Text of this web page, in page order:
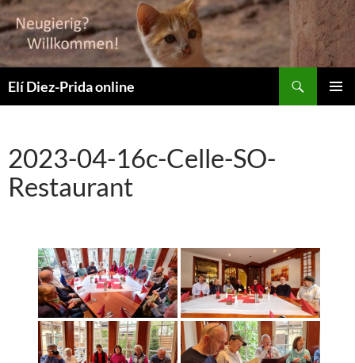
Elí Diez-Prida online
2023-04-16c-Celle-SO-
Restaurant